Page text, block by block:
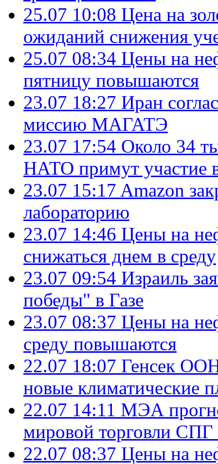
25.07 10:08 Цена на
ожиданий снижения
25.07 08:34 Цены на
пятницу повышаются
23.07 18:27 Иран
миссию МАГАТЭ
23.07 17:54 Около 34
НАТО примут участие
23.07 15:17 Amazon
лабораторию
23.07 14:46 Цены на
снижаться днем в среду
23.07 09:54 Израиль
победы" в Газе
23.07 08:37 Цены на
среду повышаются
22.07 18:07 Генсек ООН
новые климатические
22.07 14:11 МЭА
мировой торговли СПГ
22.07 08:37 Цены на